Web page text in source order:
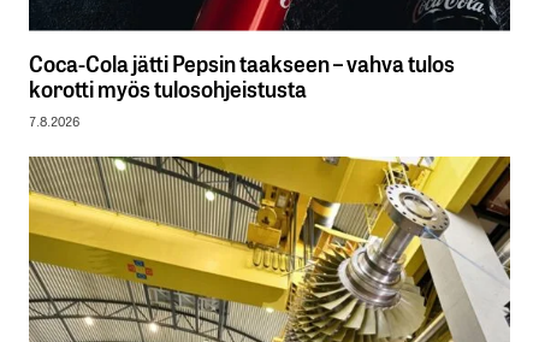
Coca-Cola jätti Pepsin taakseen – vahva tulos
korotti myös tulosohjeistusta
7.8.2026